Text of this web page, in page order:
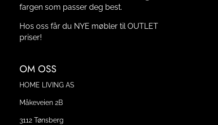
fargen som passer deg best.
Hos oss får du NYE møbler til OUTLET
priser!
OM OSS
HOME LIVING AS
Måkeveien 2B
3112 Tønsberg